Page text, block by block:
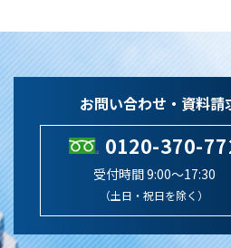
お問い合わせ・資料請
0120-370-
受付時間 9:00～17:30
（土日・祝日を除く）